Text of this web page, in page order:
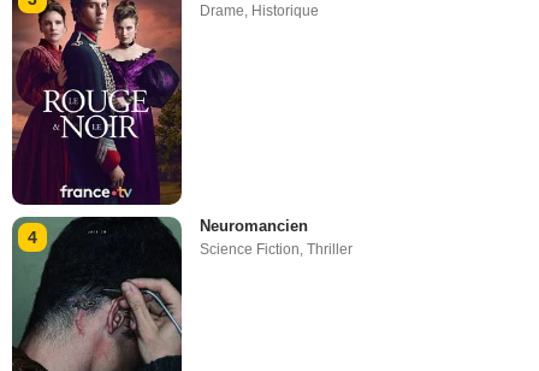
Drame, Historique
4
Neuromancien
Science Fiction,Thriller